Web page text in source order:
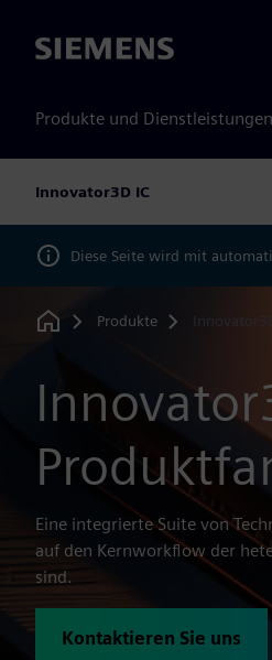
Siemens
Produkte und Dienstleistungen
Innovator3D IC
Diese Seite wird mit
Home
Produkte
Eine integrierte Suite von
auf den Kernworkflow der
sind.
Kontaktieren Sie uns